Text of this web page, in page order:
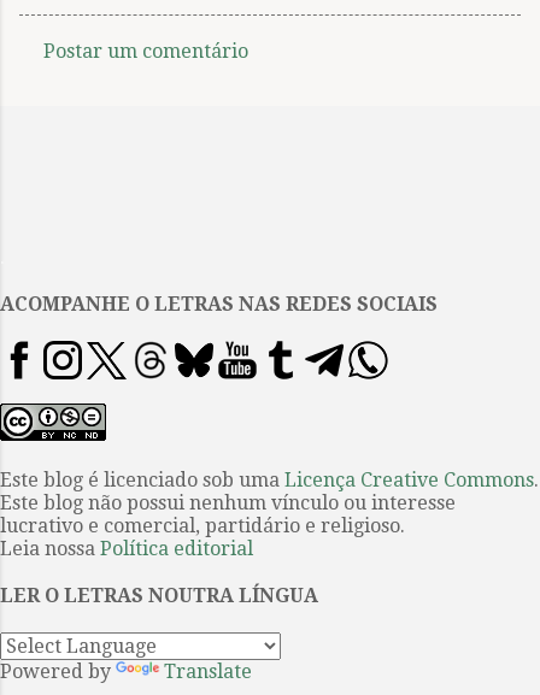
r
i
o
s
Postar um comentário
ACOMPANHE O LETRAS NAS REDES SOCIAIS
Este blog é licenciado sob uma Licença Creative Commons.
Este blog não possui nenhum vínculo ou interesse
lucrativo e comercial, partidário e religioso.
Leia nossa Política editorial
LER O LETRAS NOUTRA LÍNGUA
Powered by Translate